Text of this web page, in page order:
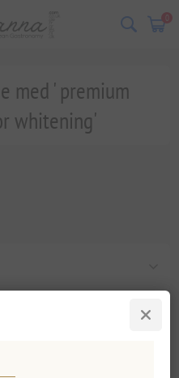
0
med ' premium
whitening'